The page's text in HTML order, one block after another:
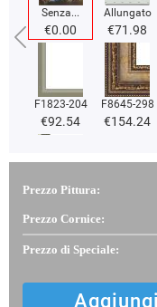
Senza...
€0.00
Allungato
€71.98
F1823-204
€92.54
F8645-298
€154.24
F2833-204
€98.08
Prezzo Pittura:
Prezzo Cornice:
Prezzo di Speciale: